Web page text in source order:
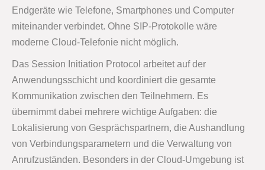
Endgeräte wie Telefone, Smartphones und Computer
miteinander verbindet. Ohne SIP-Protokolle wäre
moderne Cloud-Telefonie nicht möglich.
Das Session Initiation Protocol arbeitet auf der
Anwendungsschicht und koordiniert die gesamte
Kommunikation zwischen den Teilnehmern. Es
übernimmt dabei mehrere wichtige Aufgaben: die
Lokalisierung von Gesprächspartnern, die Aushandlung
von Verbindungsparametern und die Verwaltung von
Anrufzuständen. Besonders in der Cloud-Umgebung ist